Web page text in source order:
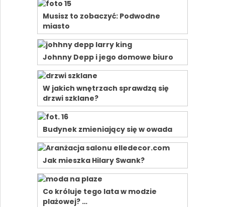
Musisz to zobaczyć: Podwodne
miasto
Johnny Depp i jego domowe biuro
W jakich wnętrzach sprawdzą się
drzwi szklane?
Budynek zmieniający się w owada
Jak mieszka Hilary Swank?
Co króluje tego lata w modzie
plażowej? …